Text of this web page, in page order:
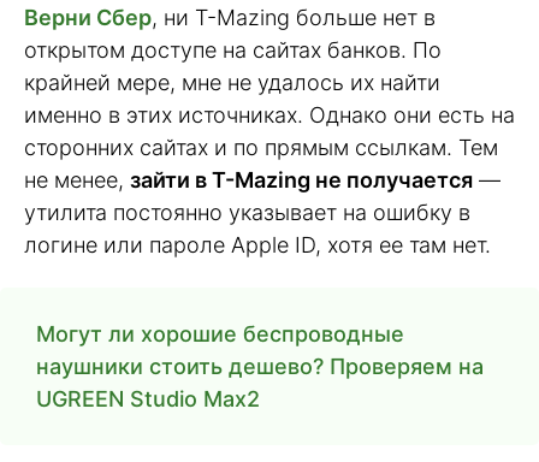
Верни Сбер, ни T-Mazing больше нет в
открытом доступе на сайтах банков. По
крайней мере, мне не удалось их найти
именно в этих источниках. Однако они есть на
сторонних сайтах и по прямым ссылкам. Тем
не менее, зайти в T-Mazing не получается —
утилита постоянно указывает на ошибку в
логине или пароле Apple ID, хотя ее там нет.
Могут ли хорошие беспроводные
наушники стоить дешево? Проверяем на
UGREEN Studio Max2